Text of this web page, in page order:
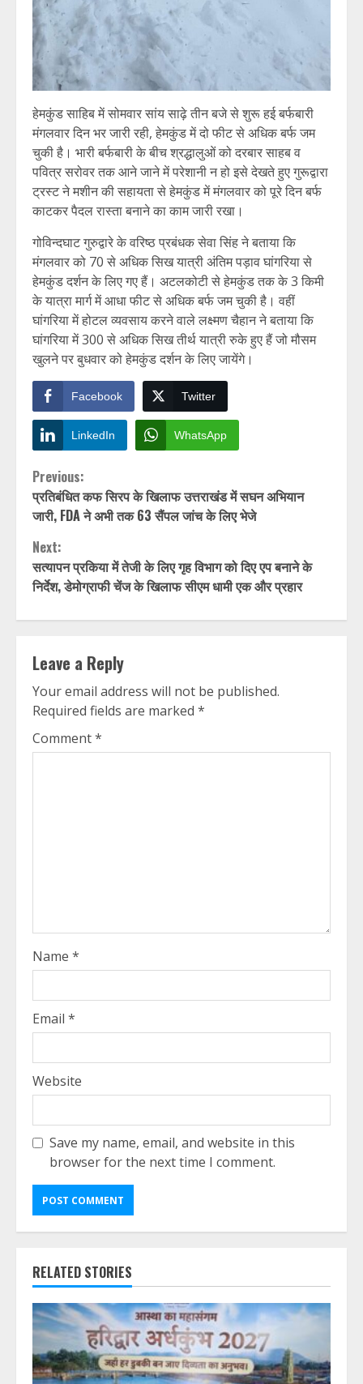
हेमकुंड साहिब में सोमवार सांय साढ़े तीन बजे से शुरू हई बर्फबारी
मंगलवार दिन भर जारी रही, हेमकुंड में दो फीट से अधिक बर्फ जम
चुकी है। भारी बर्फबारी के बीच श्रद्धालुओं को दरबार साहब व
पवित्र सरोवर तक आने जाने में परेशानी न हो इसे देखते हुए गुरूद्वारा
ट्रस्ट ने मशीन की सहायता से हेमकुंड में मंगलवार को पूरे दिन बर्फ
काटकर पैदल रास्ता बनाने का काम जारी रखा।
गोविन्दघाट गुरुद्वारे के वरिष्ठ प्रबंधक सेवा सिंह ने बताया कि
मंगलवार को 70 से अधिक सिख यात्री अंतिम पड़ाव घांगरिया से
हेमकुंड दर्शन के लिए गए हैं। अटलकोटी से हेमकुंड तक के 3 किमी
के यात्रा मार्ग में आधा फीट से अधिक बर्फ जम चुकी है। वहीं
घांगरिया में होटल व्यवसाय करने वाले लक्ष्मण चैहान ने बताया कि
घांगरिया में 300 से अधिक सिख तीर्थ यात्री रुके हुए हैं जो मौसम
खुलने पर बुधवार को हेमकुंड दर्शन के लिए जायेंगे।
Facebook Twitter
LinkedIn WhatsApp
Continue
Reading
Previous:
प्रतिबंधित कफ सिरप के खिलाफ उत्तराखंड में सघन अभियान
जारी, FDA ने अभी तक 63 सैंपल जांच के लिए भेजे
Next:
सत्यापन प्रकिया में तेजी के लिए गृह विभाग को दिए एप बनाने के
निर्देश, डेमोग्राफी चेंज के खिलाफ सीएम धामी एक और प्रहार
Leave a Reply
Your email address will not be published.
Required fields are marked *
Comment*
Name *
Email *
Website
Save my name, email, and website in this
browser for the next time I comment.
RELATED STORIES